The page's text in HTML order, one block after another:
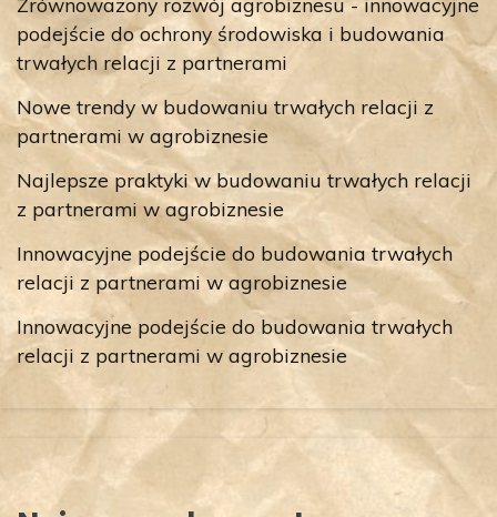
podejście do ochrony środowiska i budowania
trwałych relacji z partnerami
Nowe trendy w budowaniu trwałych relacji z
partnerami w agrobiznesie
Najlepsze praktyki w budowaniu trwałych relacji
z partnerami w agrobiznesie
Innowacyjne podejście do budowania trwałych
relacji z partnerami w agrobiznesie
Innowacyjne podejście do budowania trwałych
relacji z partnerami w agrobiznesie